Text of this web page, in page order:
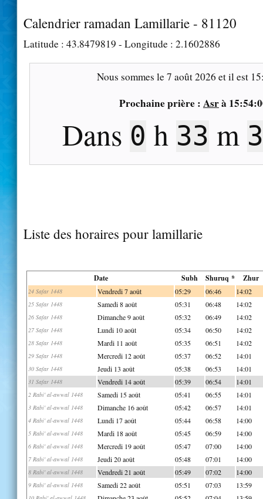
Calendrier ramadan Lamillarie - 81120
Latitude : 43.8479819 - Longitude : 2.1602886
Nous sommes le7 août 2026 et il est
Prochaine prière : Asrà
Dans 0 h 33 m
Liste des horaires pour lamillarie
Date Subh Shuruq * Zhur
24 Safar 1448 Vendredi 7 août 05:29 06:46 14:02
25 Safar 1448 Samedi 8 août 05:31 06:48 14:02
26 Safar 1448 Dimanche 9 août 05:32 06:49 14:02
27 Safar 1448 Lundi 10 août 05:34 06:50 14:02
28 Safar 1448 Mardi 11 août 05:35 06:51 14:02
29 Safar 1448 Mercredi 12 août 05:37 06:52 14:01
30 Safar 1448 Jeudi 13 août 05:38 06:53 14:01
31 Safar 1448 Vendredi 14 août 05:39 06:54 14:01
2 Rabi' al-awwal 1448 Samedi 15 août 05:41 06:55 14:01
3 Rabi' al-awwal 1448 Dimanche 16 août 05:42 06:57 14:01
4 Rabi' al-awwal 1448 Lundi 17 août 05:44 06:58 14:00
5 Rabi' al-awwal 1448 Mardi 18 août 05:45 06:59 14:00
6 Rabi' al-awwal 1448 Mercredi 19 août 05:47 07:00 14:00
7 Rabi' al-awwal 1448 Jeudi 20 août 05:48 07:01 14:00
8 Rabi' al-awwal 1448 Vendredi 21 août 05:49 07:02 14:00
9 Rabi' al-awwal 1448 Samedi 22 août 05:51 07:03 13:59